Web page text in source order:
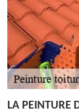
LA PEINTURE